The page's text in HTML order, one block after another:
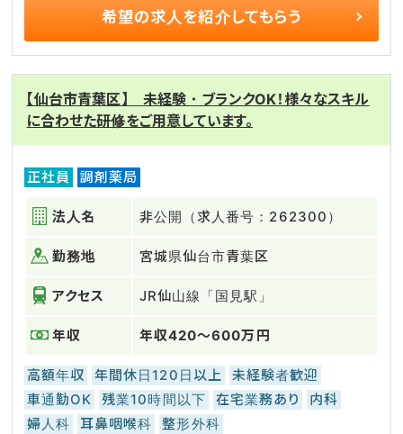
希望の求人を紹介してもらう
【仙台市青葉区】 未経験・ブランクOK！様々なスキル
に合わせた研修をご用意しています。
正社員 調剤薬局
法人名 非公開（求人番号：262300）
勤務地 宮城県仙台市青葉区
アクセス JR仙山線「国見駅」
年収 年収420～600万円
高額年収 年間休日120日以上
未経験者歓迎
車通勤OK
残業10時間以下 在宅業務あり
内科
婦人科
耳鼻咽喉科 整形外科